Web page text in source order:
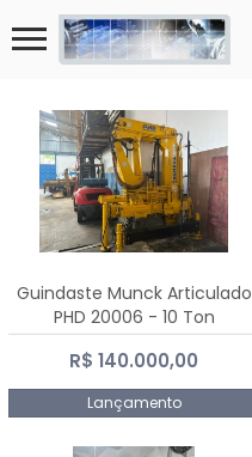
Guindaste Munck Articulado
PHD 20006 - 10 Ton
R$ 140.000,00
Lançamento